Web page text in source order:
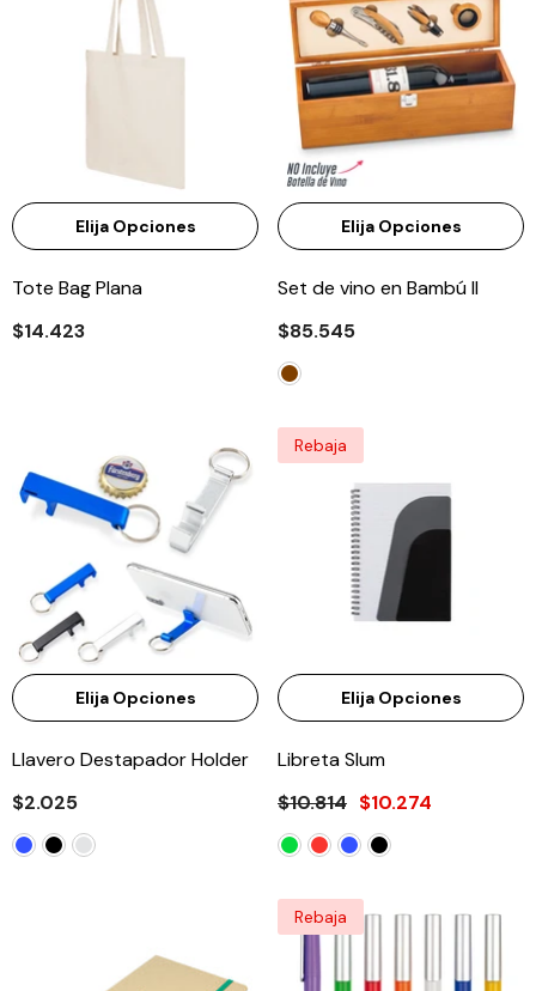
Elija Opciones
Tote Bag Plana
$14.423
Elija Opciones
Set de vino en Bambú II
$85.545
Elija Opciones
Llavero Destapador Holder
$2.025
Rebaja
Elija Opciones
Libreta Slum
$10.814 $10.274
Rebaja